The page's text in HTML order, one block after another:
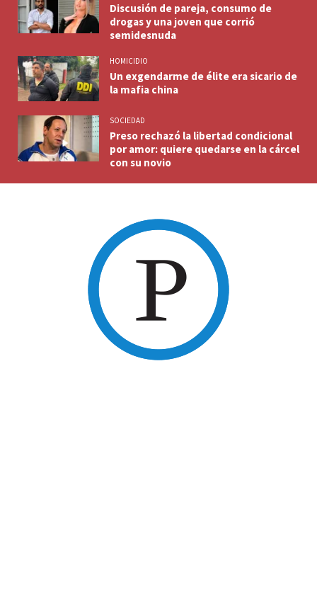
Discusión de pareja, consumo de
drogas y una joven que corrió
semidesnuda
HOMICIDIO
Un exgendarme de élite era sicario de
la mafia china
SOCIEDAD
Preso rechazó la libertad condicional
por amor: quiere quedarse en la cárcel
con su novio